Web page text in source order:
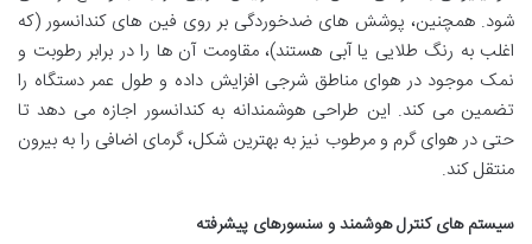
شود. همچنین، پوشش های ضدخوردگی بر روی فین های کندانسور (که
اغلب به رنگ طلایی یا آبی هستند)، مقاومت آن ها را در برابر رطوبت و
نمک موجود در هوای مناطق شرجی افزایش داده و طول عمر دستگاه را
تضمین می کند. این طراحی هوشمندانه به کندانسور اجازه می دهد تا
حتی در هوای گرم و مرطوب نیز به بهترین شکل، گرمای اضافی را به بیرون
منتقل کند.
سیستم های کنترل هوشمند و سنسورهای پیشرفته